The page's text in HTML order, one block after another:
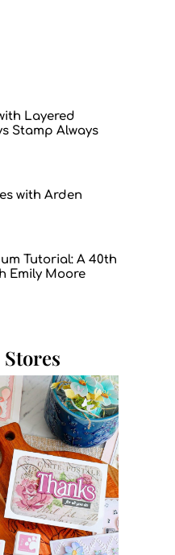
Layered
Stamp Always
with Arden
Tutorial: A 40th
Emily Moore